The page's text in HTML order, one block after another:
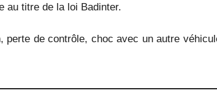
au titre de la loi Badinter.
de contrôle, choc avec un autre